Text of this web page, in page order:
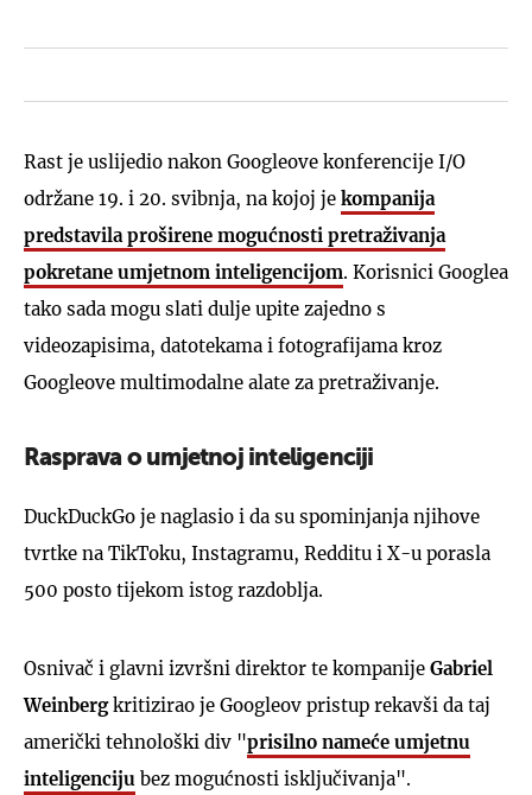
Rast je uslijedio nakon Googleove konferencije I/O
održane 19. i 20. svibnja, na kojoj je kompanija
predstavila proširene mogućnosti pretraživanja
pokretane umjetnom inteligencijom. Korisnici Googlea
tako sada mogu slati dulje upite zajedno s
videozapisima, datotekama i fotografijama kroz
Googleove multimodalne alate za pretraživanje.
Rasprava o umjetnoj inteligenciji
DuckDuckGo je naglasio i da su spominjanja njihove
tvrtke na TikToku, Instagramu, Redditu i X-u porasla
500 posto tijekom istog razdoblja.
Osnivač i glavni izvršni direktor te kompanije Gabriel
Weinbergkritizirao je Googleov pristup rekavši da taj
američki tehnološki div "prisilno nameće umjetnu
inteligenciju bez mogućnosti isključivanja".